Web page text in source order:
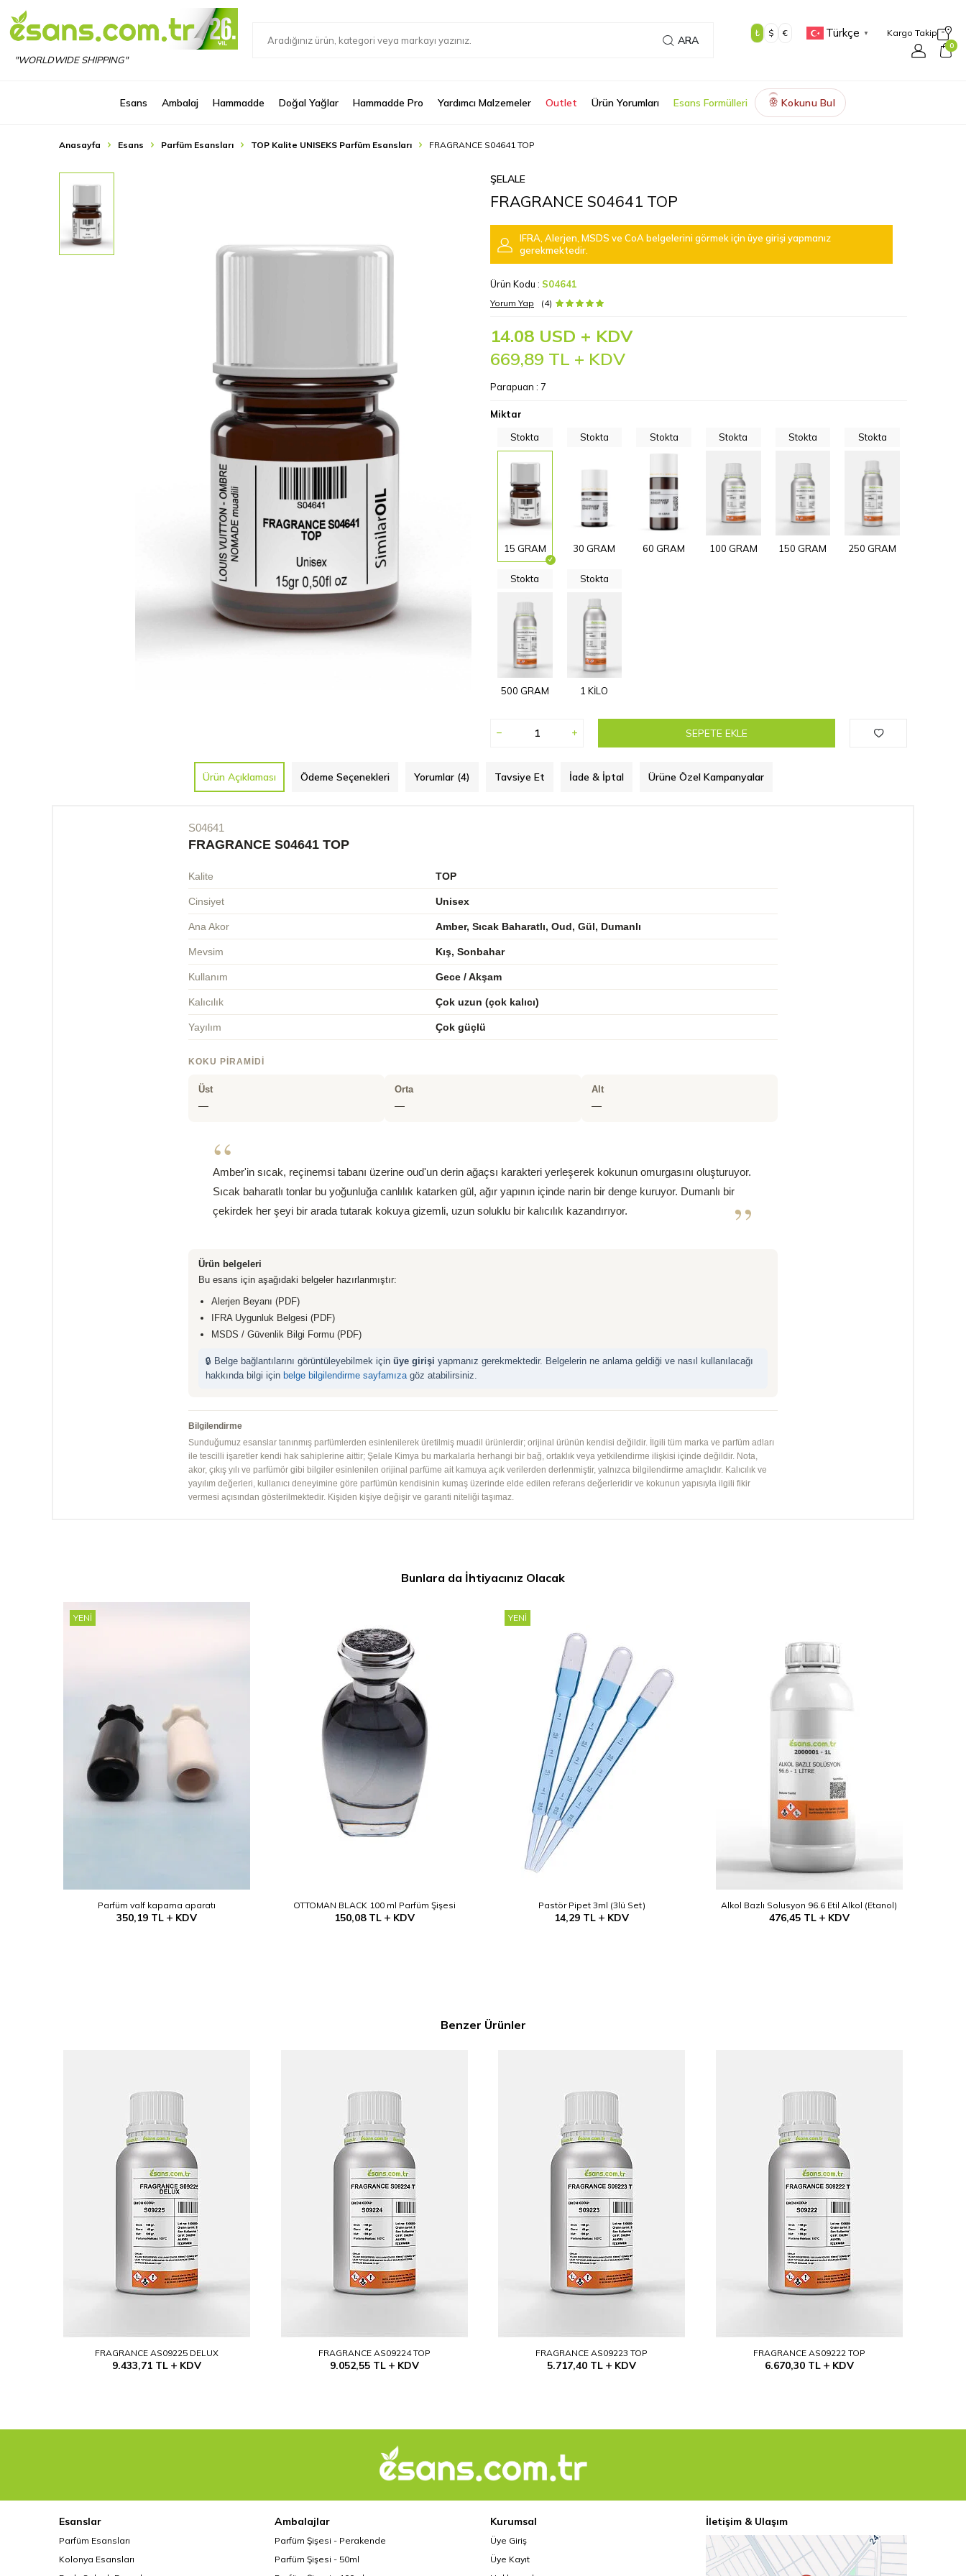
"WORLDWIDE SHIPPING"
ARA
₺ $ € Türkçe ▼ Kargo Takip
0
Esans Ambalaj Hammadde Doğal Yağlar Hammadde Pro Yardımcı Malzemeler Outlet Ürün Yorumları Esans Formülleri 🌸 Kokunu Bul
Anasayfa Esans Parfüm Esansları TOP Kalite UNISEKS Parfüm Esansları FRAGRANCE S04641 TOP
ŞELALE
FRAGRANCE S04641 TOP
IFRA, Alerjen, MSDS ve CoA belgelerini görmek için üye girişi yapmanız
gerekmektedir.
Ürün Kodu : S04641
Yorum Yap (4)
14.08 USD + KDV
669,89 TL + KDV
Parapuan : 7
Miktar
Stokta
15 GRAM
Stokta
30 GRAM
Stokta
60 GRAM
Stokta
100 GRAM
Stokta
150 GRAM
Stokta
250 GRAM
Stokta
500 GRAM
Stokta
1 KİLO
SEPETE EKLE
Ürün Açıklaması Ödeme Seçenekleri Yorumlar (4) Tavsiye Et İade & İptal Ürüne Özel Kampanyalar
S04641
FRAGRANCE S04641 TOP
Kalite TOP
Cinsiyet Unisex
Ana Akor Amber, Sıcak Baharatlı, Oud, Gül, Dumanlı
Mevsim Kış, Sonbahar
Kullanım Gece / Akşam
Kalıcılık Çok uzun (çok kalıcı)
Yayılım Çok güçlü
KOKU PIRAMIDI
Üst
—
Orta
—
Alt
—
“
Amber'in sıcak, reçinemsi tabanı üzerine oud'un derin ağaçsı karakteri yerleşerek kokunun omurgasını oluşturuyor.
Sıcak baharatlı tonlar bu yoğunluğa canlılık katarken gül, ağır yapının içinde narin bir denge kuruyor. Dumanlı bir
çekirdek her şeyi bir arada tutarak kokuya gizemli, uzun soluklu bir kalıcılık kazandırıyor.
”
Ürün belgeleri
Bu esans için aşağıdaki belgeler hazırlanmıştır:
Alerjen Beyanı (PDF)
IFRA Uygunluk Belgesi (PDF)
MSDS / Güvenlik Bilgi Formu (PDF)
🔒 Belge bağlantılarını görüntüleyebilmek için üye girişi yapmanız gerekmektedir. Belgelerin ne anlama geldiği ve nasıl kullanılacağı
hakkında bilgi için belge bilgilendirme sayfamıza göz atabilirsiniz.
Bilgilendirme
Sunduğumuz esanslar tanınmış parfümlerden esinlenilerek üretilmiş muadil ürünlerdir; orijinal ürünün kendisi değildir. İlgili tüm marka ve parfüm adları
ile tescilli işaretler kendi hak sahiplerine aittir; Şelale Kimya bu markalarla herhangi bir bağ, ortaklık veya yetkilendirme ilişkisi içinde değildir. Nota,
akor, çıkış yılı ve parfümör gibi bilgiler esinlenilen orijinal parfüme ait kamuya açık verilerden derlenmiştir, yalnızca bilgilendirme amaçlıdır. Kalıcılık ve
yayılım değerleri, kullanıcı deneyimine göre parfümün kendisinin kumaş üzerinde elde edilen referans değerleridir ve kokunun yapısıyla ilgili fikir
vermesi açısından gösterilmektedir. Kişiden kişiye değişir ve garanti niteliği taşımaz.
Bunlara da İhtiyacınız Olacak
YENI
Parfüm valf kapama aparatı
350,19 TL KDV
OTTOMAN BLACK 100 ml Parfüm Şişesi
150,08TL KDV
YENI
Pastör Pipet 3ml (3lü Set)
14,29 TL KDV
Alkol Bazlı Solusyon 96.6 Etil Alkol (Etanol)
476,45TL KDV
Benzer Ürünler
FRAGRANCE AS09225 DELUX
9.433,71 TL KDV
FRAGRANCE AS09224 TOP
9.052,55TL KDV
FRAGRANCE AS09223 TOP
5.717,40 TL KDV
FRAGRANCE AS09222 TOP
6.670,30TL KDV
Esanslar
Parfüm Esansları
Kolonya Esansları
Ambalajlar
Parfüm Şişesi - Perakende
Parfüm Şişesi - 50ml
Kurumsal
Üye Giriş
Üye Kayıt
İletişim & Ulaşım